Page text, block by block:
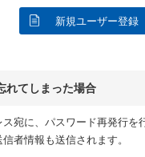
新規ユーザー登録
れてしまった場合
宛に、パスワード再発行を
者情報も送信されます。